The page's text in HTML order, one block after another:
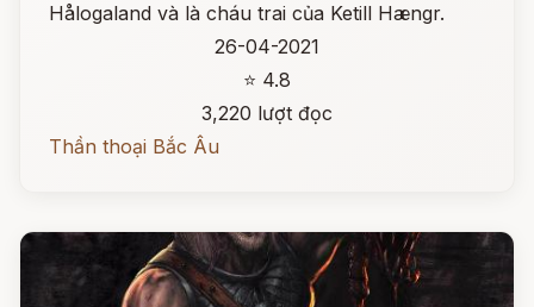
Hålogaland và là cháu trai của Ketill Hængr.
26-04-2021
⭐ 4.8
3,220 lượt đọc
Thần thoại Bắc Âu